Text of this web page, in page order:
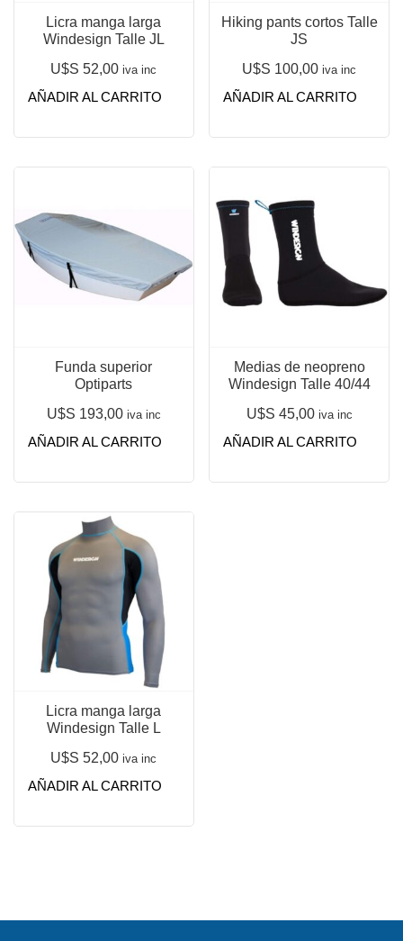
Licra manga larga
Windesign Talle JL
U$S52,00 iva inc
AÑADIR AL CARRITO
Hiking pants cortos Talle
JS
U$S 100,00 iva inc
AÑADIR AL CARRITO
Funda superior
Optiparts
U$S 193,00 iva inc
AÑADIR AL CARRITO
Medias de neopreno
Windesign Talle 40/44
U$S 45,00 iva inc
AÑADIR AL CARRITO
Licra manga larga
Windesign Talle L
U$S52,00 iva inc
AÑADIR AL CARRITO